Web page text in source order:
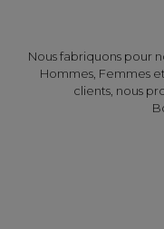
Nous fabriquons pour
Hommes, Femmes
clients, nous